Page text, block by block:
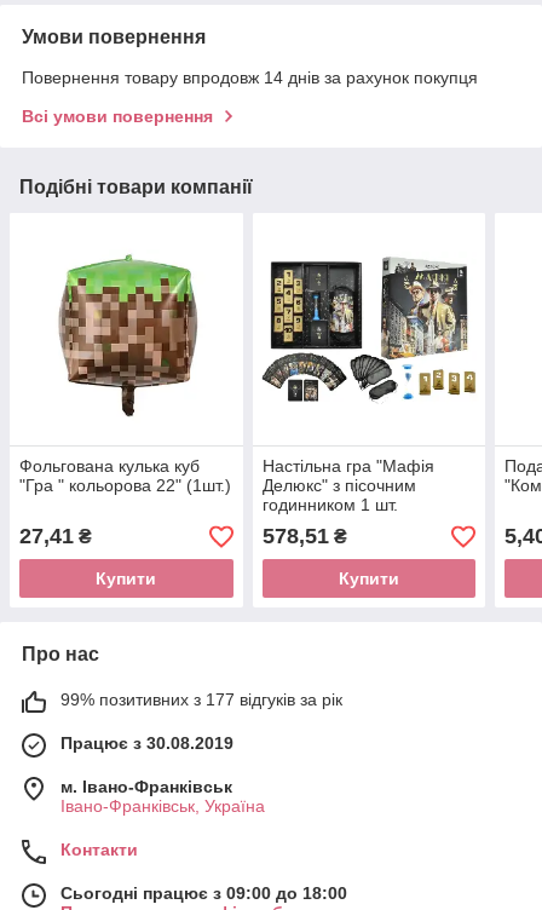
Умови повернення
Повернення товару впродовж 14 днів за рахунок покупця
Всі умови повернення
Подібні товари компанії
Фольгована кулька куб
"Гра " кольорова 22" (1шт.)
27,41 ₴
Купити
Настільна гра "Мафія
Делюкс" з пісочним
годинником 1 шт.
578,51₴
Купити
Про нас
99% позитивних з 177 відгуків за рік
Працює з 30.08.2019
м. Івано-Франківськ
Івано-Франківськ, Україна
Контакти
Сьогодні працює з 09:00 до 18:00